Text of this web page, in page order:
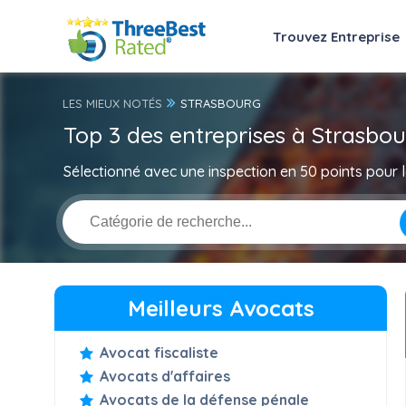
Trouvez Entreprise
LES MIEUX NOTÉS STRASBOURG
Top 3 des entreprises à
Sélectionné avec une inspection en 50 points
Meilleurs Avocats
Avocat fiscaliste
Avocats d'affaires
Avocats de la défense pénale